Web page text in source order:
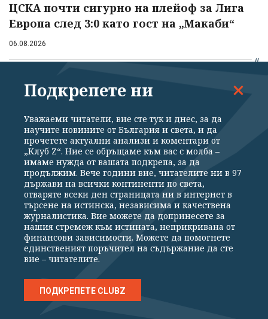
ЦСКА почти сигурно на плейоф за Лига
Европа след 3:0 като гост на „Макаби“
06.08.2026
Ройтерс: Иран заплаши страните от
Персийския залив, че ще ги удари
жестоко, ако не спрат Тръмп
06.08.2026
Събарят незаконните постройки в Баба
Алино, ама друг път
06.08.2026
ВОЙНАТА
Подкрепете ни
Уважаеми читатели, вие сте тук и днес, за да
научите новините от България и света, и да
прочетете актуални анализи и коментари от
„Клуб Z“. Ние се обръщаме към вас с молба –
имаме нужда от вашата подкрепа, за да
продължим. Вече години вие, читателите ни в 97
държави на всички континенти по света,
отваряте всеки ден страницата ни в интернет в
търсене на истинска, независима и качествена
журналистика. Вие можете да допринесете за
нашия стремеж към истината, неприкривана от
финансови зависимости. Можете да помогнете
единственият поръчител на съдържание да сте
вие – читателите.
ПОДКРЕПЕТЕ CLUBZ